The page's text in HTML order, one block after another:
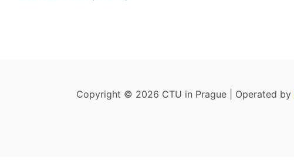
Copyright © 2026 CTU in Prague | Operated by